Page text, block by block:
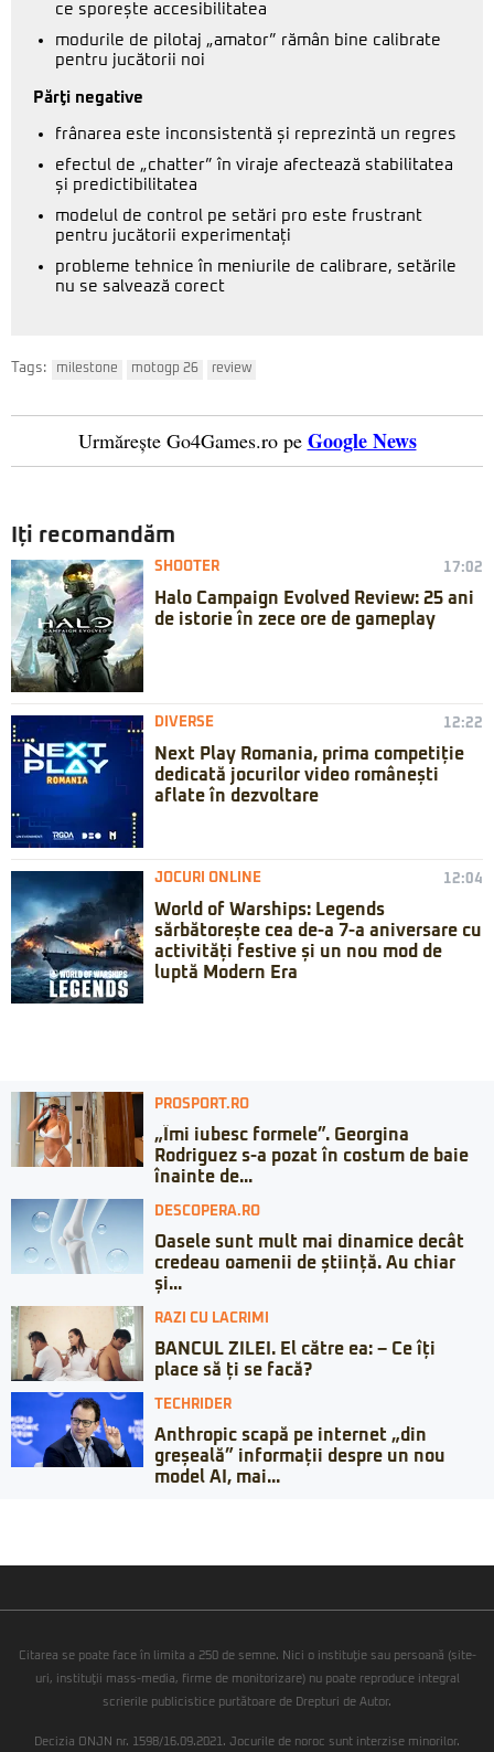
ce sporește accesibilitatea
modurile de pilotaj „amator” rămân bine calibrate
pentru jucătorii noi
Părţi negative
frânarea este inconsistentă și reprezintă un regres
efectul de „chatter” în viraje afectează stabilitatea
și predictibilitatea
modelul de control pe setări pro este frustrant
pentru jucătorii experimentați
probleme tehnice în meniurile de calibrare, setările
nu se salvează corect
Tags: milestone motogp 26 review
Urmărește Go4Games.ro pe Google News
Iți recomandăm
SHOOTER 17:02
Halo Campaign Evolved Review: 25 ani
de istorie în zece ore de gameplay
DIVERSE 12:22
Next Play Romania, prima competiție
dedicată jocurilor video românești
aflate în dezvoltare
JOCURI ONLINE 12:04
World of Warships: Legends
sărbătorește cea de-a 7-a aniversare cu
activități festive și un nou mod de
luptă Modern Era
PROSPORT.RO
„Îmi iubesc formele”. Georgina
Rodriguez s-a pozat în costum de baie
înainte de...
DESCOPERA.RO
Oasele sunt mult mai dinamice decât
credeau oamenii de știință. Au chiar
și...
RAZI CU LACRIMI
BANCUL ZILEI. El către ea: – Ce îți
place să ți se facă?
TECHRIDER
Anthropic scapă pe internet „din
greșeală” informații despre un nou
model AI, mai...
Citarea se poate face în limita a 250 de semne. Nici o instituţie sau persoană (site-
uri, instituţii mass-media, firme de monitorizare) nu poate reproduce integral
scrierile publicistice purtătoare de Drepturi de Autor.
Decizia ONJN nr. 1598/16.09.2021. Jocurile de noroc sunt interzise minorilor.